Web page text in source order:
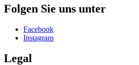
Folgen Sie uns unter
Facebook
Instagram
Legal